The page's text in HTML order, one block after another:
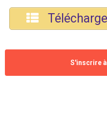
S'inscrire